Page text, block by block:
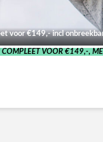
voor €149,- incl
VOOR €149,-,